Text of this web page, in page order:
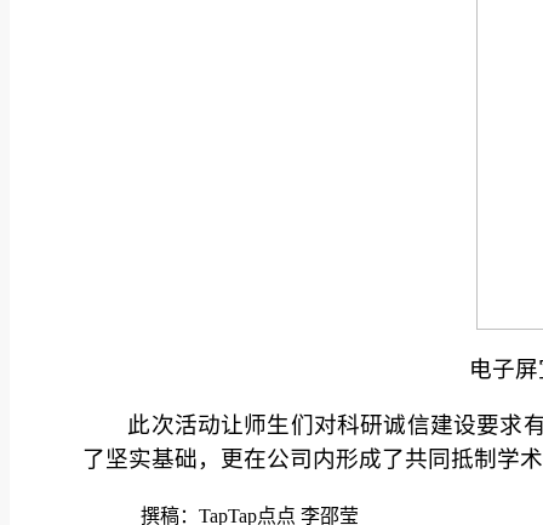
电子
此次活动让师生们对科研诚信建设要求
了坚实基础，更在公司内形成了共同抵制学
撰稿：TapTap点点 李邵莹